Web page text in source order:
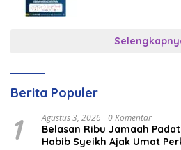
Berita Populer
1 Agustus 3, 2026 0 Komentar
Belasan Ribu Jamaah
Habib Syeikh Ajak Umat